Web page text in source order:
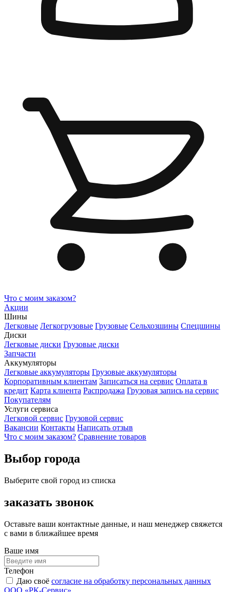
Что с моим заказом?
Акции
Шины
Легковые Легкогрузовые Грузовые Сельхозшины Спецшины
Диски
Легковые диски Грузовые диски
Запчасти
Аккумуляторы
Легковые аккумуляторы Грузовые аккумуляторы
Корпоративным клиентам Записаться на сервис Оплата в
кредит Карта клиента Распродажа Грузовая запись на сервис
Покупателям
Услуги сервиса
Легковой сервис Грузовой сервис
Вакансии Контакты Написать отзыв
Что с моим заказом? Сравнение товаров
Выбор города
Выберите свой город из списка
заказать звонок
Оставьте ваши контактные данные, и наш менеджер свяжется
с вами в ближайшее время
Ваше имя
Телефон
Даю своё согласие на обработку персональных данных
ООО «РК-Сервис»